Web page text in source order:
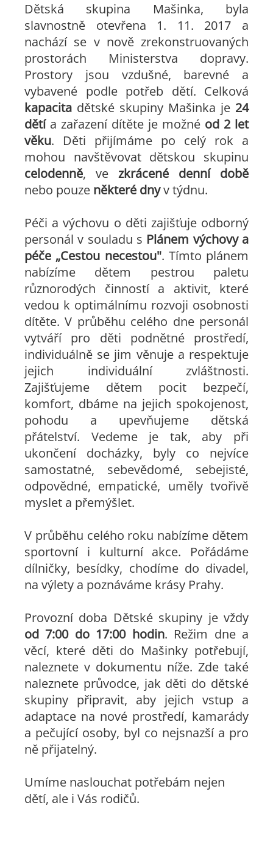
Dětská skupina Mašinka, byla
slavnostně otevřena 1. 11. 2017 a
nachází se v nově zrekonstruovaných
prostorách Ministerstva dopravy.
Prostory jsou vzdušné, barevné a
vybavené podle potřeb dětí. Celková
kapacita dětské skupiny Mašinka je 24
dětí a zařazení dítěte je možné od 2 let
věku. Děti přijímáme po celý rok a
mohou navštěvovat dětskou skupinu
celodenně, ve zkrácené denní době
nebo pouze některé dnyv týdnu.
Péči a výchovu o děti zajišťuje odborný
personál v souladu s Plánem výchovy a
péče „Cestou necestou". Tímto plánem
nabízíme dětem pestrou paletu
různorodých činností a aktivit, které
vedou k optimálnímu rozvoji osobnosti
dítěte. V průběhu celého dne personál
vytváří pro děti podnětné prostředí,
individuálně se jim věnuje a respektuje
jejich individuální zvláštnosti.
Zajišťujeme dětem pocit bezpečí,
komfort, dbáme na jejich spokojenost,
pohodu a upevňujeme dětská
přátelství. Vedeme je tak, aby při
ukončení docházky, byly co nejvíce
samostatné, sebevědomé, sebejisté,
odpovědné, empatické, uměly tvořivě
myslet a přemýšlet.
V průběhu celého roku nabízíme dětem
sportovní i kulturní akce. Pořádáme
dílničky, besídky, chodíme do divadel,
na výlety a poznáváme krásy Prahy.
Provozní doba Dětské skupiny je vždy
od 7:00 do 17:00 hodin. Režim dne a
věcí, které děti do Mašinky potřebují,
naleznete v dokumentu níže. Zde také
naleznete průvodce, jak děti do dětské
skupiny připravit, aby jejich vstup a
adaptace na nové prostředí, kamarády
a pečující osoby, byl co nejsnazší a pro
ně přijatelný.
Umíme naslouchat potřebám nejen
dětí, ale i Vás rodičů.